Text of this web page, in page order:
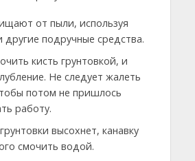
от пыли, используя
другие подручные средства.
кисть грунтовкой, и
Не следует жалеть
потом не пришлось
работу.
высохнет, канавку
смочить водой.